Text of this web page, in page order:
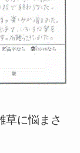
草に悩まさ